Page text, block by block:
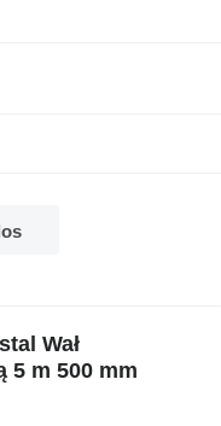
Wał
5 m 500 mm